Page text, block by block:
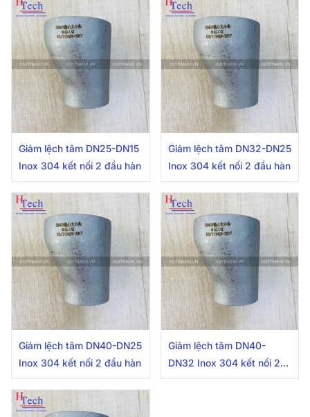
Giảm lệch tâm DN25-DN15
Inox 304 kết nối 2 đầu hàn
Giảm lệch tâm DN32-DN25
Inox 304 kết nối 2 đầu hàn
Giảm lệch tâm DN40-DN25
Inox 304 kết nối 2 đầu hàn
Giảm lệch tâm DN40-
DN32 Inox 304 kết nối 2